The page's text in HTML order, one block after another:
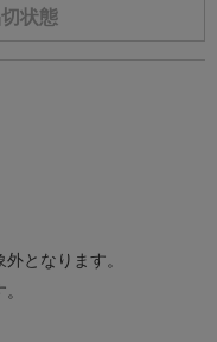
状態
となります。